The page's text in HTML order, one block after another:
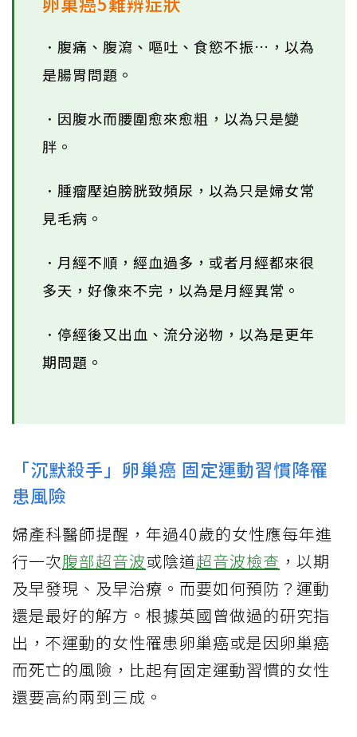
．腹痛、腹瀉、嘔吐、食慾不振…，以為
是腸胃問題。
．因腹水而腰圍愈來愈粗，以為只是變
胖。
．腫瘤壓迫膀胱致頻尿，以為只是婦女常
見毛病。
．月經不順，經血過多，或者月經都來很
多天，好像來不完，以為是月經異常。
．停經後又出血、流分泌物，以為是更年
期問題。
「沉默殺手」卵巢癌 固定運動習慣降罹
患風險
婦產科醫師提醒，年過40歲的女性應每年進
行一次腹部超音波或陰道超音波檢查 ，以期
及早發現、及早治療。而要如何預防？運動
還是最好的解方。根據英國曾做過的研究指
出，不運動的女性罹患卵巢癌或是因卵巢癌
而死亡的風險，比起有固定運動習慣的女性
還要高約兩到三成。